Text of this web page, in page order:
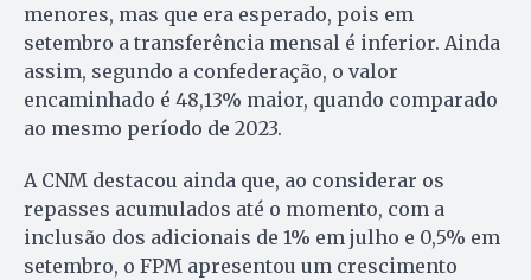
menores, mas que era esperado, pois em
setembro a transferência mensal é inferior. Ainda
assim, segundo a confederação, o valor
encaminhado é 48,13% maior, quando comparado
ao mesmo período de 2023.
A CNM destacou ainda que, ao considerar os
repasses acumulados até o momento, com a
inclusão dos adicionais de 1% em julho e 0,5% em
setembro, o FPM apresentou um crescimento